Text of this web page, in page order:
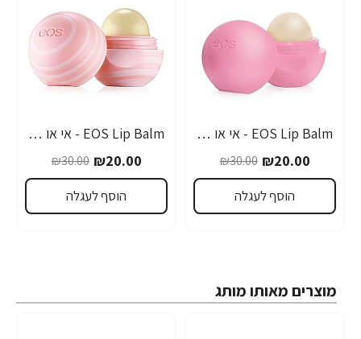
-33%
EOS Lip Balm - אי או אס שפתון לחות בטעם תות - בבית EOS
₪20.00
₪30.00
הוסף לעגלה
-33%
EOS Lip Balm - אי או אס שפתון לחות בטעם חלב קוקוס - בבית EOS
₪20.00
₪30.00
הוסף לעגלה
מוצרים מאותו מותג